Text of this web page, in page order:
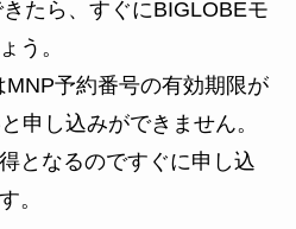
たら、すぐにBIGLOBEモ
う。
MNP予約番号の有効期限が
申し込みができません。
となるのですぐに申し込
。